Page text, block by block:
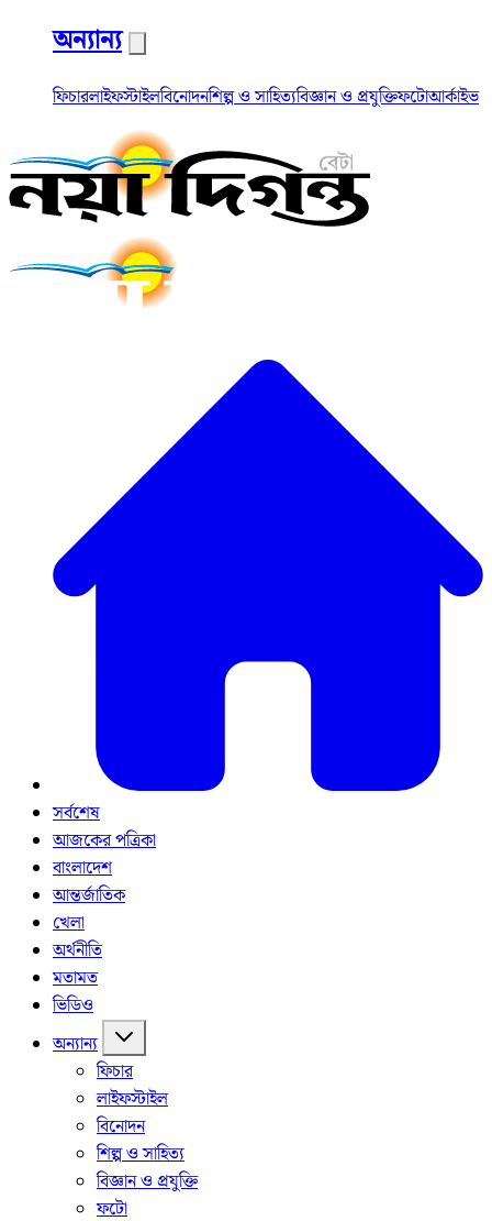
অন্যান্য
ফিচারলাইফস্টাইলবিনোদনশিল্প ও সাহিত্যবিজ্ঞান ও প্রযুক্তিফটোআর্কাইভ
সর্বশেষ
আজকের পত্রিকা
বাংলাদেশ
আন্তর্জাতিক
খেলা
অর্থনীতি
মতামত
ভিডিও
অন্যান্য
ফিচার
লাইফস্টাইল
বিনোদন
শিল্প ও সাহিত্য
বিজ্ঞান ও প্রযুক্তি
ফটো